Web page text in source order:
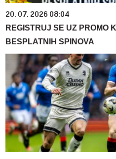
20. 07. 2026 08:04
REGISTRUJ SE UZ PROMO
BESPLATNIH SPINOVA